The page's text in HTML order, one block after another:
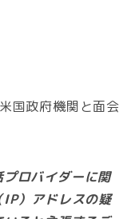
国政府機関と面会
プロバイダーに関
）アドレスの疑